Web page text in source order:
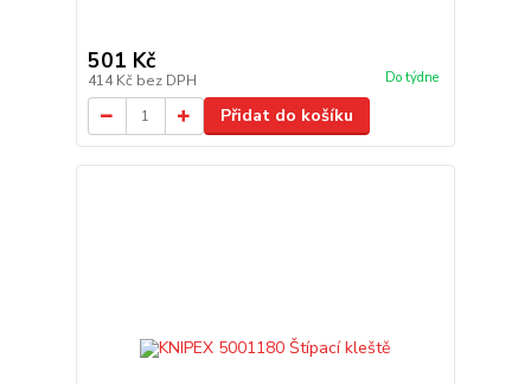
501 Kč
414 Kč bez DPH Do týdne
Přidat do košíku